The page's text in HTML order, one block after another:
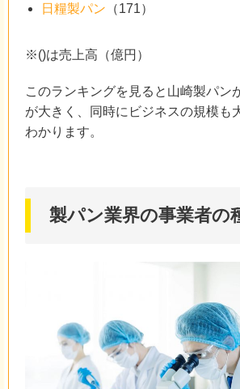
日糧製パン （171）
※()は売上高（億円）
このランキングを見ると山崎製パン
が大きく、同時にビジネスの規模も
わかります。
製パン業界の事業者の